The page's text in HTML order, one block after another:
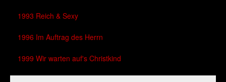
1993 Reich & Sexy
1996 Im Auftrag des Herrn
1999 Wir warten auf's Christkind